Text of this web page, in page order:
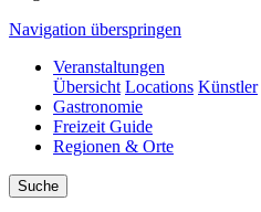
Navigation überspringen
Veranstaltungen
Übersicht Locations Künstler
Gastronomie
Freizeit Guide
Regionen & Orte
Suche